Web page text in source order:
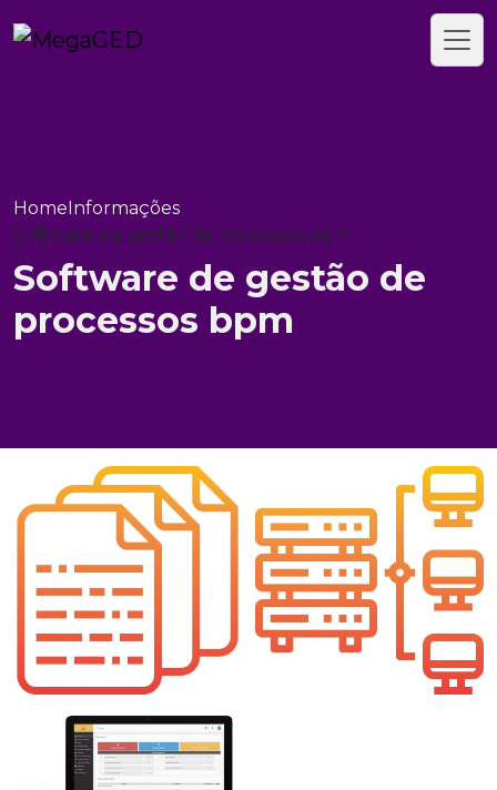
HomeInformações
Software de gestão de processos bpm
Software de gestão de
processos bpm